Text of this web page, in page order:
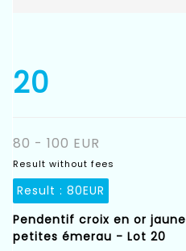
20
80 - 100 EUR
Result without fees
Result : 80EUR
Pendentif croix en or
petites émerau - Lot 20